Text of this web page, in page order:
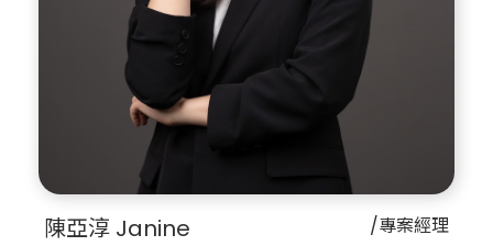
陳亞淳 Janine /專案經理